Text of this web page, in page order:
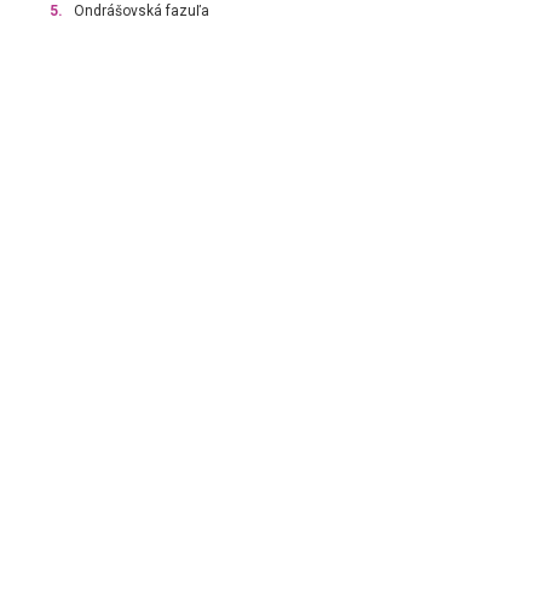
5. Ondrášovská fazuľa